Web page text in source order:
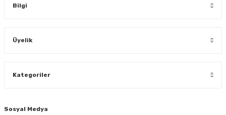
Bilgi
Üyelik
Kategoriler
Sosyal Medya